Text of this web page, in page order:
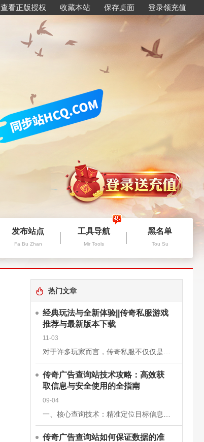
查看正版授权 收藏本站 保存桌面 登录领充值
发布站点
Fa Bu Zhan
工具导航
Mir Tools
黑名单
Tou Su
热门文章
经典玩法与全新体验||传奇私服游戏
推荐与最新版本下载
11-03
对于许多玩家而言，传奇私服不仅仅是一款游戏，更是一段青春的回忆。它继承了经典《传奇》的核心玩法，保留了战士、法师、道士三大职业的经典设定，同时在画面、操作和系统上进行了优化升级，让老玩家找回曾经的激情
传奇广告查询站技术攻略：高效获
取信息与安全使用的全指南
09-04
传奇广告查询站如何保证数据的准